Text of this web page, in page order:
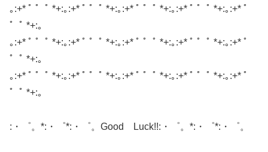
｡:+* ﾟ ゜ﾟ *+:｡:+* ﾟ ゜ﾟ *+:｡:+* ﾟ ゜ﾟ *+:｡:+* ﾟ ゜ﾟ *+:｡:+* ﾟ
゜ﾟ *+:｡
｡:+* ﾟ ゜ﾟ *+:｡:+* ﾟ ゜ﾟ *+:｡:+* ﾟ ゜ﾟ *+:｡:+* ﾟ ゜ﾟ *+:｡:+* ﾟ
゜ﾟ *+:｡
｡:+* ﾟ ゜ﾟ *+:｡:+* ﾟ ゜ﾟ *+:｡:+* ﾟ ゜ﾟ *+:｡:+* ﾟ ゜ﾟ *+:｡:+* ﾟ
゜ﾟ *+:｡
:・゜。*:・゜*:・゜。Good Luck!!:・゜。*:・゜*:・゜。